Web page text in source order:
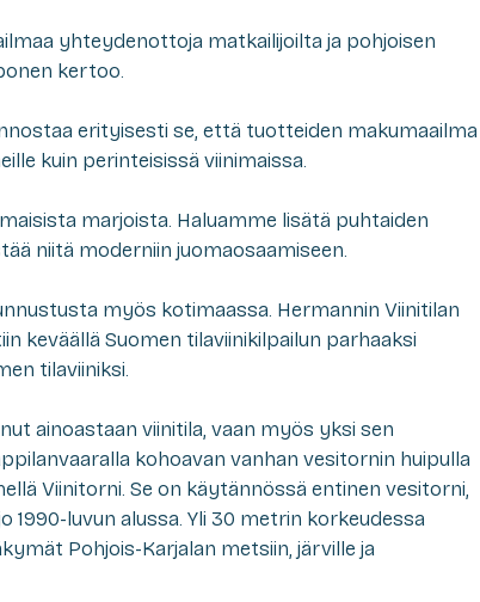
yhteydenottoja matkailijoilta ja pohjoisen
kertoo.
erityisesti se, että tuotteiden makumaailma
kuin perinteisissä viinimaissa.
marjoista. Haluamme lisätä puhtaiden
niitä moderniin juomaosaamiseen.
myös kotimaassa. Hermannin Viinitilan
keväällä Suomen tilaviinikilpailun parhaaksi
tilaviiniksi.
ainoastaan viinitila, vaan myös yksi sen
kohoavan vanhan vesitornin huipulla
Viinitorni. Se on käytännössä entinen vesitorni,
luvun alussa. Yli 30 metrin korkeudessa
Pohjois-Karjalan metsiin, järville ja